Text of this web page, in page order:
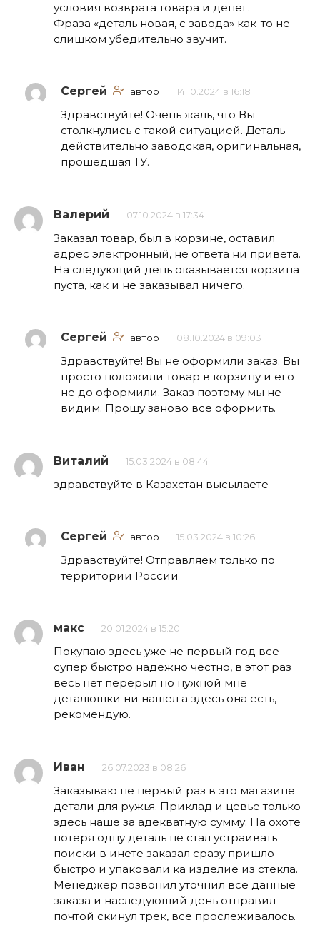
условия возврата товара и денег.
Фраза «деталь новая, с завода» как-то не
слишком убедительно звучит.
Сергей автор 14.10.2024 в 16:18
Здравствуйте! Очень жаль, что Вы
столкнулись с такой ситуацией. Деталь
действительно заводская, оригинальная,
прошедшая ТУ.
Валерий 07.10.2024 в 17:34
Заказал товар, был в корзине, оставил
адрес электронный, не ответа ни привета.
На следующий день оказывается корзина
пуста, как и не заказывал ничего.
Сергей автор 08.10.2024 в 09:03
Здравствуйте! Вы не оформили заказ. Вы
просто положили товар в корзину и его
не до оформили. Заказ поэтому мы не
видим. Прошу заново все оформить.
Виталий 15.03.2024 в 08:44
здравствуйте в Казахстан высылаете
Сергей автор 15.03.2024 в 10:26
Здравствуйте! Отправляем только по
территории России
макс 20.01.2024 в 15:20
Покупаю здесь уже не первый год все
супер быстро надежно честно, в этот раз
весь нет перерыл но нужной мне
деталюшки ни нашел а здесь она есть,
рекомендую.
Иван 26.07.2023 в 08:26
Заказываю не первый раз в это магазине
детали для ружья. Приклад и цевье только
здесь наше за адекватную сумму. На охоте
потеря одну деталь не стал устраивать
поиски в инете заказал сразу пришло
быстро и упаковали ка изделие из стекла.
Менеджер позвонил уточнил все данные
заказа и наследующий день отправил
почтой скинул трек, все прослеживалось.